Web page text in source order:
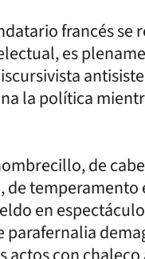
francés se
es
la política
de
de temperamento
en
parafernalia